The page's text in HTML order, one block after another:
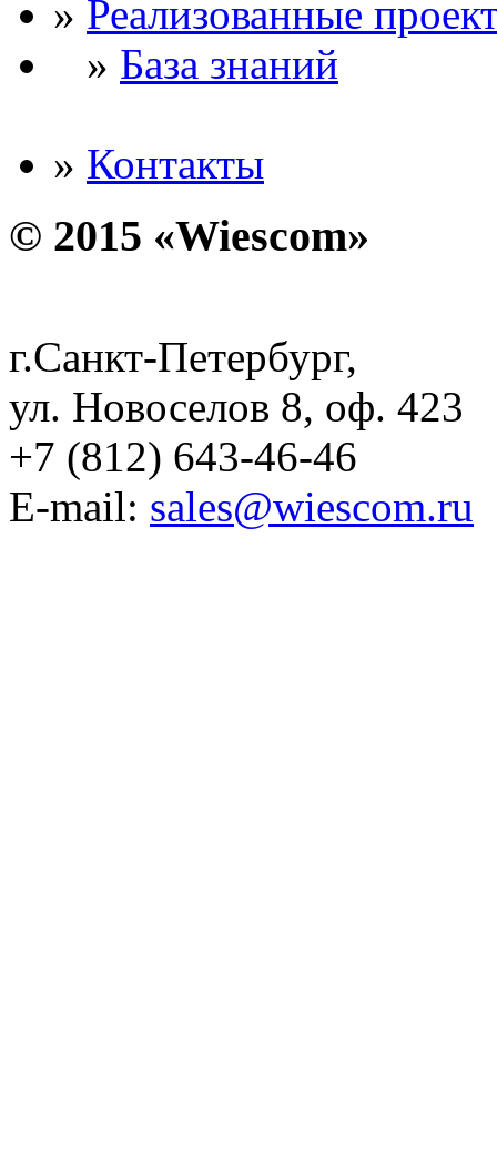
» Реализованные
» База знаний
» Контакты
© 2015 «Wiescom»
г.Санкт-Петербург,
ул. Новоселов 8, оф. 423
+7 (812) 643-46-46
E-mail: sales@wiescom.ru